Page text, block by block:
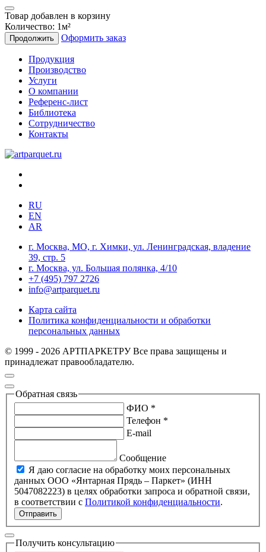
Товар добавлен в корзину
Количество: 1м²
Продолжить Оформить заказ
Продукция
Производство
Услуги
О компании
Референс-лист
Библиотека
Сотрудничество
Контакты
RU
EN
AR
г. Москва, МО, г. Химки, ул. Ленинградская, владение
39, стр. 5
г. Москва, ул. Большая полянка, 4/10
+7 (495) 797 2726
info@artparquet.ru
Карта сайта
Политика конфиденциальности и обработки
персональных данных
© 1999 - 2026 АРТПАРКЕТРУ Все права защищены и
принадлежат правообладателю.
Обратная связь
ФИО *
Телефон *
E-mail
Сообщение
Я даю согласие на обработку моих персональных
данных ООО «Янтарная Прядь – Паркет» (ИНН
5047082223) в целях обработки запроса и обратной связи,
в соответствии с Политикой конфиденциальности.
Отправить
Получить консультацию